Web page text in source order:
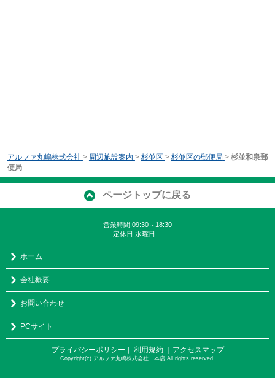
アルファ丸嶋株式会社 > 周辺施設案内 > 杉並区 > 杉並区の郵便局 > 杉並和泉郵
便局
ページトップに戻る
営業時間:09:30～18:30
定休日:水曜日
ホーム
会社概要
お問い合わせ
PCサイト
プライバシーポリシー ｜ 利用規約 ｜アクセスマップ
Copyright(c) アルファ丸嶋株式会社 本店 All rights reserved.